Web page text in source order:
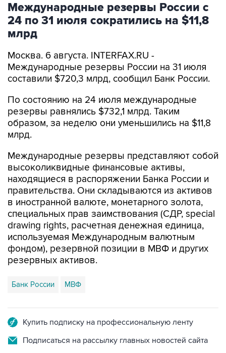
Международные резервы России с
24 по 31 июля сократились на $11,8
млрд
Москва. 6 августа. INTERFAX.RU -
Международные резервы России на 31 июля
составили $720,3 млрд, сообщил Банк России.
По состоянию на 24 июля международные
резервы равнялись $732,1 млрд. Таким
образом, за неделю они уменьшились на $11,8
млрд.
Международные резервы представляют собой
высоколиквидные финансовые активы,
находящиеся в распоряжении Банка России и
правительства. Они складываются из активов
в иностранной валюте, монетарного золота,
специальных прав заимствования (СДР, special
drawing rights, расчетная денежная единица,
используемая Международным валютным
фондом), резервной позиции в МВФ и других
резервных активов.
Банк России МВФ
Купить подписку на профессиональную ленту
Подписаться на рассылку главных новостей сайта